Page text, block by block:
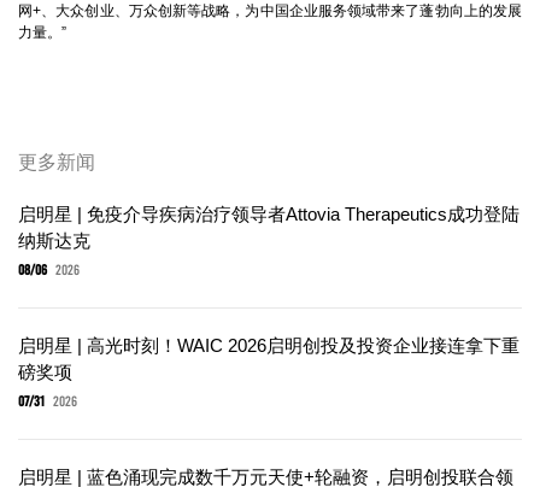
网+、大众创业、万众创新等战略，为中国企业服务领域带来了蓬勃向上的发展
力量。”
更多新闻
启明星 | 免疫介导疾病治疗领导者Attovia Therapeutics成功登陆
纳斯达克
08/06 2026
启明星 | 高光时刻！WAIC 2026启明创投及投资企业接连拿下重
磅奖项
07/31 2026
启明星 | 蓝色涌现完成数千万元天使+轮融资，启明创投联合领